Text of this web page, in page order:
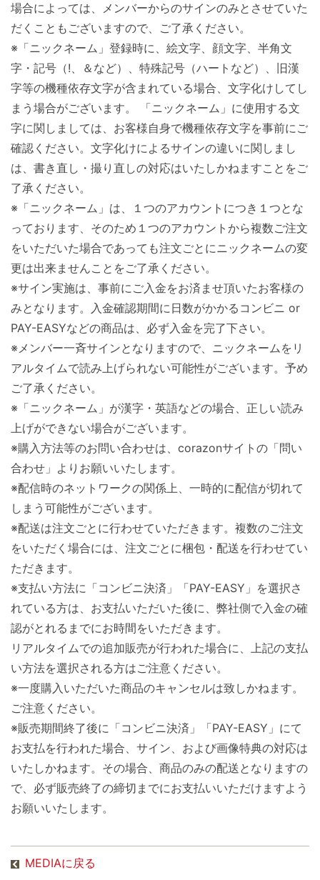
場合によっては、メンバーからのサインのみとさせていた
だくこともございますので、ご了承ください。
※「ニックネーム」登録時に、絵文字、顔文字、半角文
字・記号（!、＆など）、特殊記号（ハートなど）、旧漢
字等の機種依存文字が含まれている場合、文字化けしてし
まう場合がございます。 「ニックネーム」に使用する文
字に関しましては、お客様自身で機種依存文字を事前にご
確認ください。文字化けによるサインの違いに関しまし
は、書き直し・撮り直しの対応はいたしかねますことをご
了承ください。
※「ニックネーム」は、１つのアカウントにつき１つとな
っております、そのため１つのアカウントから複数ご注文
をいただいた場合であっても注文ごとにニックネームの変
更は出来ませんことをご了承ください。
※サイン実施は、事前にご入金をお済ませ頂いたお客様の
みとなります。入金確認期間に日数がかかるコンビニ or
PAY-EASYなどの商品は、必ず入金を完了下さい。
※メンバー一斉サインとなりますので、ニックネームをリ
アルタイムで読み上げられない可能性がございます。予め
ご了承ください。
※「ニックネーム」が漢字・英語などの場合、正しい読み
上げができない場合がございます。
※購入方法等のお問い合わせは、corazonサイトの「問い
合わせ」よりお願いいたします。
※配信時のネットワークの関係上、一時的に配信が切れて
しまう可能性がございます。
※配送は注文ごとに行わせていただきます。複数のご注文
をいただく場合には、注文ごとに梱包・配送を行わせてい
ただきます。
※支払い方法に「コンビニ決済」「PAY-EASY」を選択さ
れている方は、お支払いただいた後に、弊社側で入金の確
認がとれるまでにお時間をいただきます。
リアルタイムでの追加販売が行われた場合に、上記の支払
い方法を選択される方はご注意ください。
※一度購入いただいた商品のキャンセルは致しかねます。
ご注意ください。
※販売期間終了後に「コンビニ決済」「PAY-EASY」にて
お支払を行われた場合、サイン、および画像特典の対応は
いたしかねます。その場合、商品のみの配送となりますの
で、必ず販売終了の締切までにお支払いいただけますよう
お願いいたします。
MEDIAに戻る